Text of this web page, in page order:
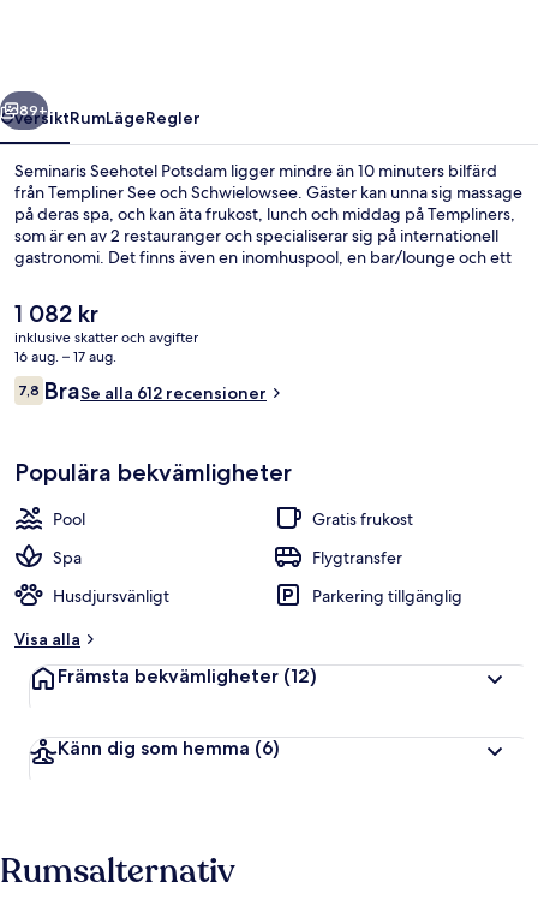
Nästa
89+
ÖversiktRumLägeRegler
Seminaris Seehotel Potsdam ligger mindre än 10 minuters bilfärd
från Templiner See och Schwielowsee. Gäster kan unna sig massage
på deras spa, och kan äta frukost, lunch och middag på Templiners,
som är en av 2 restauranger och specialiserar sig på internationell
gastronomi. Det finns även en inomhuspool, en bar/lounge och ett
Det
nuvarande
priset
är
1 082 kr
1 082 kr
inklusive skatter och avgifter
16 aug. – 17 aug.
Recensioner
7,87,8 av 10,
BraSe alla 612 recensioner
Populära bekvämligheter
Pool
Gratis frukost
Spa
Flygtransfer
Husdjursvänligt
Parkering tillgänglig
Visa alla
Främsta bekvämligheter (12)
Känn dig som hemma (6)
Rumsalternativ